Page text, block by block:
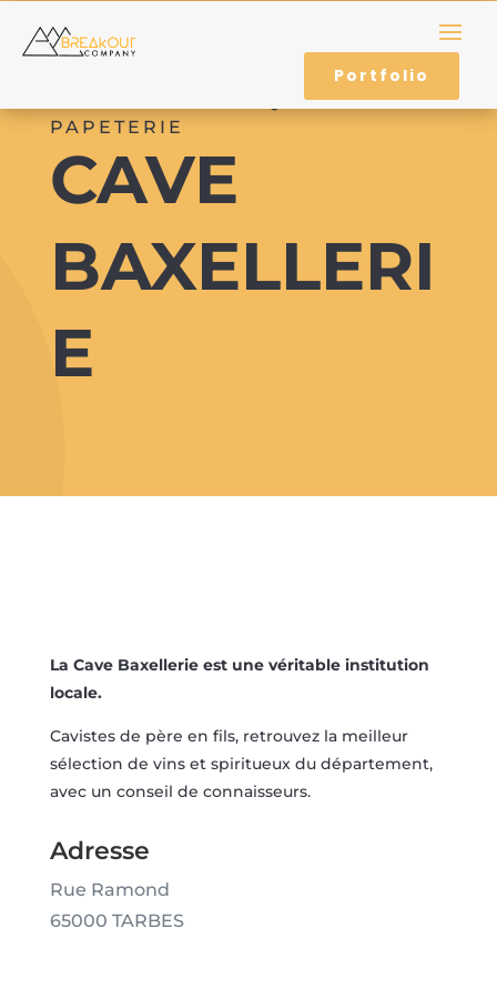
Portfolio
IDENTITÉ DE MARQUE – LOGO –
PAPETERIE
CAVE
BAXELLERI
E
La Cave Baxellerie est une véritable institution
locale.
Cavistes de père en fils, retrouvez la meilleur
sélection de vins et spiritueux du département,
avec un conseil de connaisseurs.
Adresse
Rue Ramond
65000 TARBES